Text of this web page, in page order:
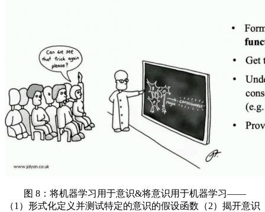
图 8：将机器学习用于意识&将意识用于机器学习——
（1）形式化定义并测试特定的意识的假设函数（2）揭开意识